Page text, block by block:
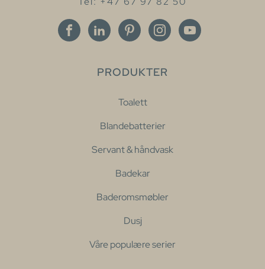
PRODUKTER
Toalett
Blandebatterier
Servant & håndvask
Badekar
Baderomsmøbler
Dusj
Våre populære serier